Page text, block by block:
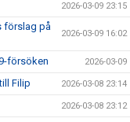
2026-03-09 23:15
förslag på
2026-03-09 16:02
försöken 2026-03-09
Filip 2026-03-08 23:14
2026-03-08 23:12